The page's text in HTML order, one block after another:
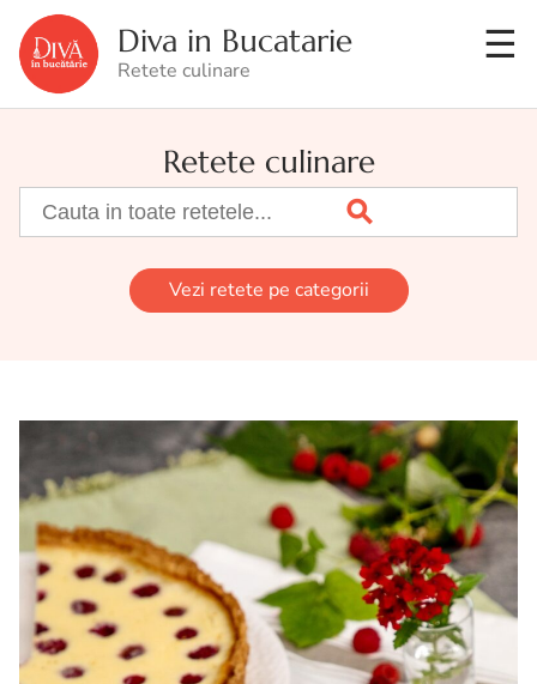
Diva in Bucatarie
Retete culinare
Retete culinare
Vezi retete pe categorii